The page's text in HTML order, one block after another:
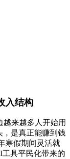
入结构
来越多人开始用
是真正能赚到钱
寒假期间灵活就
具平民化带来的